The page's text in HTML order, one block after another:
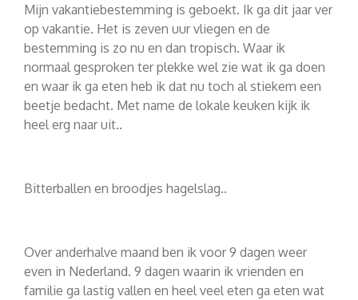
Mijn vakantiebestemming is geboekt. Ik ga dit jaar ver
op vakantie. Het is zeven uur vliegen en de
bestemming is zo nu en dan tropisch. Waar ik
normaal gesproken ter plekke wel zie wat ik ga doen
en waar ik ga eten heb ik dat nu toch al stiekem een
beetje bedacht. Met name de lokale keuken kijk ik
heel erg naar uit..
Bitterballen en broodjes hagelslag..
Over anderhalve maand ben ik voor 9 dagen weer
even in Nederland. 9 dagen waarin ik vrienden en
familie ga lastig vallen en heel veel eten ga eten wat